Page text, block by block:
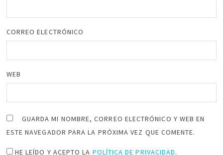
CORREO ELECTRÓNICO
WEB
GUARDA MI NOMBRE, CORREO ELECTRÓNICO Y WEB EN
ESTE NAVEGADOR PARA LA PRÓXIMA VEZ QUE COMENTE.
HE LEÍDO Y ACEPTO LA POLÍTICA DE PRIVACIDAD.